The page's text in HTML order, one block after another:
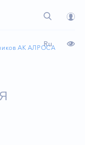
Ru
АК АЛРОСА